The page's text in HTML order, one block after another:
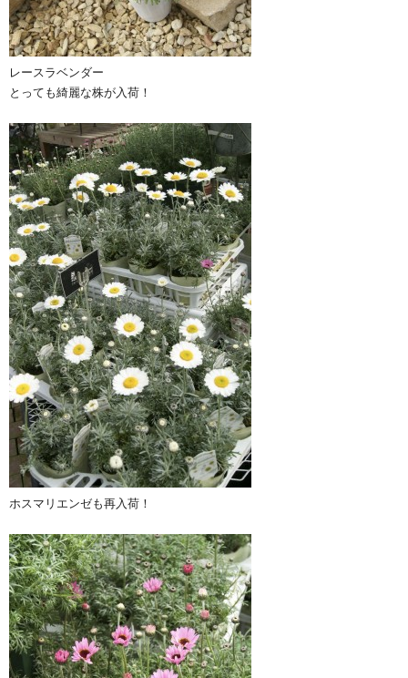
レースラベンダー
とっても綺麗な株が入荷！
ホスマリエンゼも再入荷！